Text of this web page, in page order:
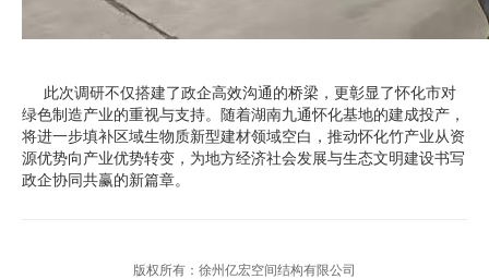
此次调研不仅搭建了政企高效沟通的桥梁，更彰显了怀化市对
绿色制造产业的重视与支持。随着湖南九通怀化基地的建成投产，
将进一步填补区域生物质新型建材领域空白，推动怀化竹产业从资
源优势向产业优势转变，为地方经济社会发展与生态文明建设书写
政企协同共赢的新篇章。
版权所有：徐州亿宏空间结构有限公司